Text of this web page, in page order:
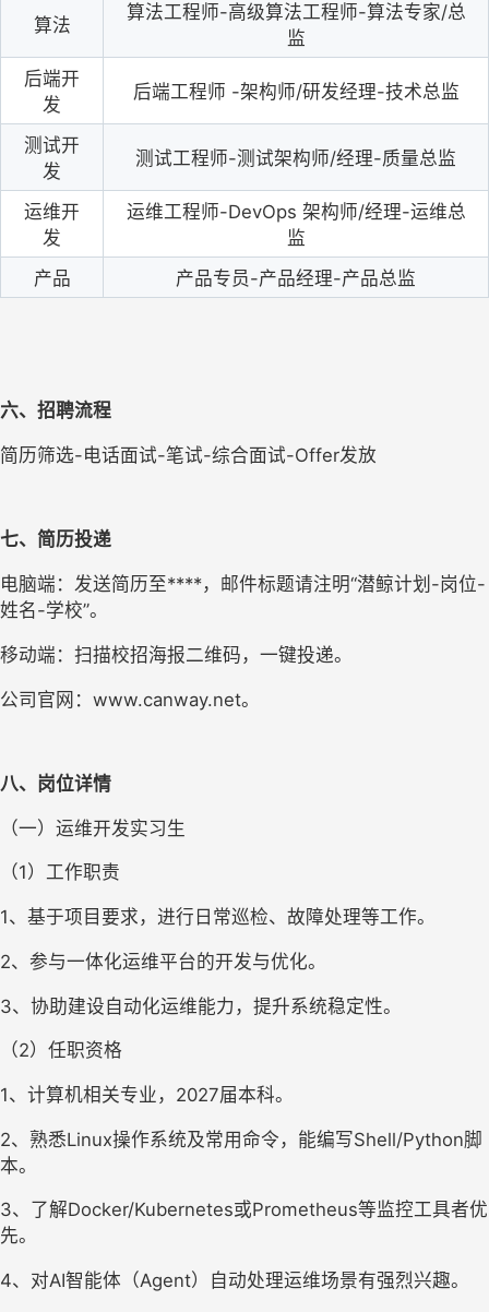
算法
算法工程师-高级算法工程师-算法专家/总
监
后端开
发
后端工程师 -架构师/研发经理-技术总监
测试开
发
测试工程师-测试架构师/经理-质量总监
运维开
发
运维工程师-DevOps 架构师/经理-运维总
监
产品
产品专员-产品经理-产品总监
六、招聘流程
简历筛选-电话面试-笔试-综合面试-Offer发放
七、简历投递
电脑端：发送简历至****，邮件标题请注明“潜鲸计划-岗位-
姓名-学校”。
移动端：扫描校招海报二维码，一键投递。
公司官网：www.canway.net。
八、岗位详情
（一）运维开发实习生
（1）工作职责
1、基于项目要求，进行日常巡检、故障处理等工作。
2、参与一体化运维平台的开发与优化。
3、协助建设自动化运维能力，提升系统稳定性。
（2）任职资格
1、计算机相关专业，2027届本科。
2、熟悉Linux操作系统及常用命令，能编写Shell/Python脚
本。
3、了解Docker/Kubernetes或Prometheus等监控工具者优
先。
4、对AI智能体（Agent）自动处理运维场景有强烈兴趣。